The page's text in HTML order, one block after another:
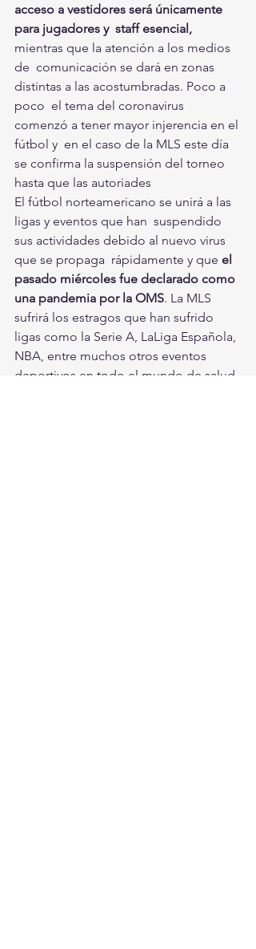
acceso a vestidores será únicamente
para jugadores y  staff esencial,
mientras que la atención a los medios
de  comunicación se dará en zonas
distintas a las acostumbradas. Poco a
poco  el tema del coronavirus
comenzó a tener mayor injerencia en el
fútbol y  en el caso de la MLS este día
se confirma la suspensión del torneo
hasta que las autoriades
El fútbol norteamericano se unirá a las
ligas y eventos que han  suspendido
sus actividades debido al nuevo virus
que se propaga  rápidamente y que el
pasado miércoles fue declarado como
una pandemia por la OMS. La MLS
sufrirá los estragos que han sufrido
ligas como la Serie A, LaLiga Española,
NBA, entre muchos otros eventos
deportivos en todo el mundo.de salud